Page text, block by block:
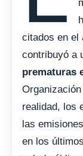
citados en el
contribuyó a
prematuras
realidad, los
las
en los